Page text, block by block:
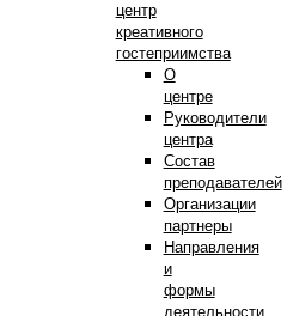
центр
креативного
гостеприимства
О
центре
Руководители
центра
Состав
преподавателей
Организации
партнеры
Направления
и
формы
деятельности